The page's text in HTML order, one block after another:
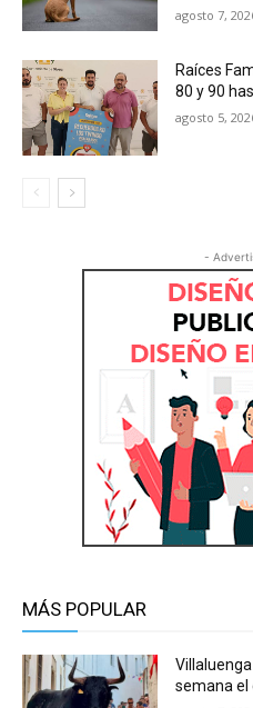
agosto 7,
Raíces
80 y 90
agosto 5,
-
MÁS POPULAR
semana el